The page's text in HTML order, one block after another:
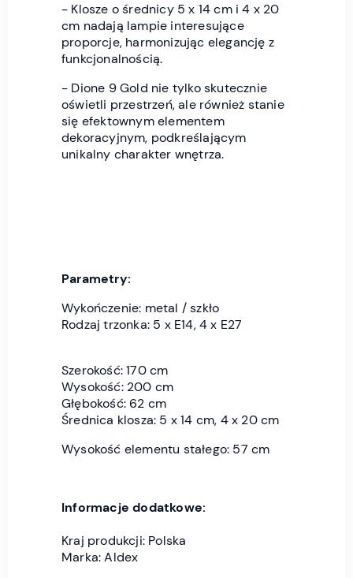
- Klosze o średnicy 5 x 14 cm i 4 x 20
cm nadają lampie interesujące
proporcje, harmonizując elegancję z
funkcjonalnością.
- Dione 9 Gold nie tylko skutecznie
oświetli przestrzeń, ale również stanie
się efektownym elementem
dekoracyjnym, podkreślającym
unikalny charakter wnętrza.
Parametry:
Wykończenie: metal / szkło
Rodzaj trzonka: 5 x E14, 4 x E27
Szerokość: 170 cm
Wysokość: 200 cm
Głębokość: 62 cm
Średnica klosza: 5 x 14 cm, 4 x 20 cm
Wysokość elementu stałego: 57 cm
Informacje dodatkowe:
Kraj produkcji: Polska
Marka: Aldex